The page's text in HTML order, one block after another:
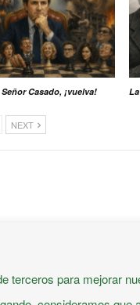
Casado, ¡vuelva!
NEXT
Andaluz
terceros para mejorar